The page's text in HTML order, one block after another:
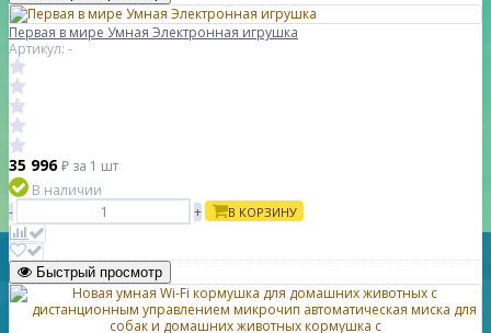
Первая в мире Умная Электронная игрушка
Артикул: -
35 996₽ за 1 шт
В наличии
-
+ В КОРЗИНУ
Быстрый просмотр